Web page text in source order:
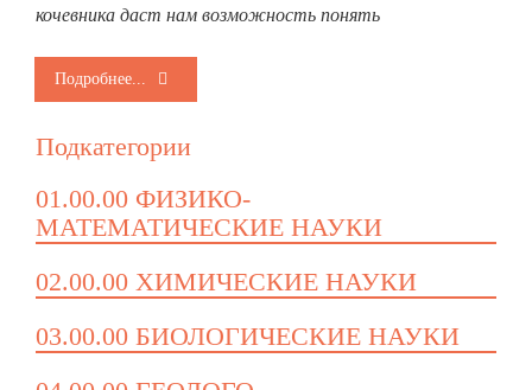
кочевника даст нам возможность понять
Подробнее...
Подкатегории
01.00.00 ФИЗИКО-
МАТЕМАТИЧЕСКИЕ НАУКИ
02.00.00 ХИМИЧЕСКИЕ НАУКИ
03.00.00 БИОЛОГИЧЕСКИЕ НАУКИ